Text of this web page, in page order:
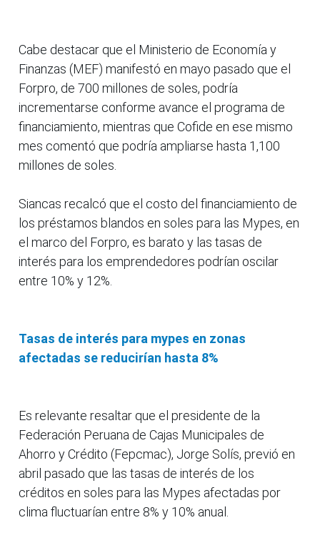
Cabe destacar que el Ministerio de Economía y
Finanzas (MEF) manifestó en mayo pasado que el
Forpro, de 700 millones de soles, podría
incrementarse conforme avance el programa de
financiamiento, mientras que Cofide en ese mismo
mes comentó que podría ampliarse hasta 1,100
millones de soles.
Siancas recalcó que el costo del financiamiento de
los préstamos blandos en soles para las Mypes, en
el marco del Forpro, es barato y las tasas de
interés para los emprendedores podrían oscilar
entre 10% y 12%.
Tasas de interés para mypes en zonas
afectadas se reducirían hasta 8%
Es relevante resaltar que el presidente de la
Federación Peruana de Cajas Municipales de
Ahorro y Crédito (Fepcmac), Jorge Solís, previó en
abril pasado que las tasas de interés de los
créditos en soles para las Mypes afectadas por
clima fluctuarían entre 8% y 10% anual.